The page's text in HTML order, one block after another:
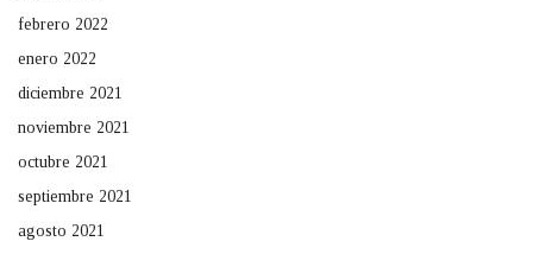
febrero 2022
enero 2022
diciembre 2021
noviembre 2021
octubre 2021
septiembre 2021
agosto 2021